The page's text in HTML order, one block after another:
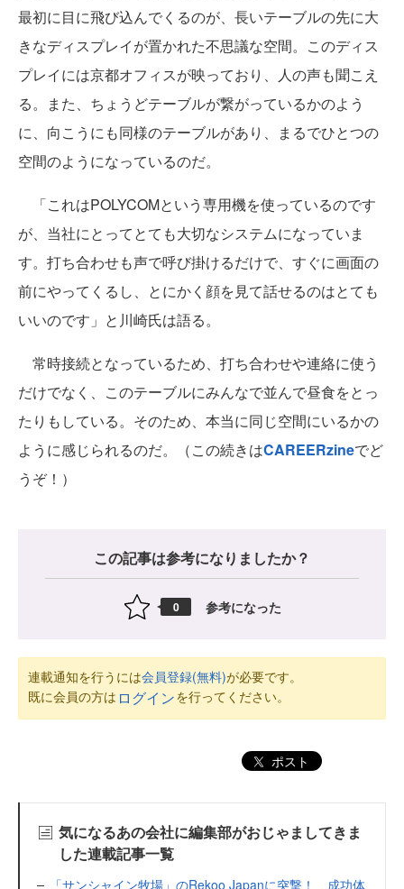
最初に目に飛び込んでくるのが、長いテーブルの先に大
きなディスプレイが置かれた不思議な空間。このディス
プレイには京都オフィスが映っており、人の声も聞こえ
る。また、ちょうどテーブルが繋がっているかのよう
に、向こうにも同様のテーブルがあり、まるでひとつの
空間のようになっているのだ。
「これはPOLYCOMという専用機を使っているのです
が、当社にとってとても大切なシステムになっていま
す。打ち合わせも声で呼び掛けるだけで、すぐに画面の
前にやってくるし、とにかく顔を見て話せるのはとても
いいのです」と川崎氏は語る。
常時接続となっているため、打ち合わせや連絡に使う
だけでなく、このテーブルにみんなで並んで昼食をとっ
たりもしている。そのため、本当に同じ空間にいるかの
ように感じられるのだ。（この続きはCAREERzineでど
うぞ！）
この記事は参考になりましたか？
0 参考になった
連載通知を行うには会員登録(無料)が必要です。
既に会員の方は ログインを行ってください。
ポスト
気になるあの会社に編集部がおじゃましてきま
した連載記事一覧
「サンシャイン牧場」のRekoo Japanに突撃！ 成功体